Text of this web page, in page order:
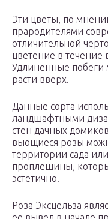
Эти цветы, по
прародителями
отличительной
цветение в течение
Удлиненные побеги
расти вверх.
Данные сорта
ландшафтными
стен дачных
вьющиеся розы
территории сада
проплешины,
эстетично.
Роза Эксцельза